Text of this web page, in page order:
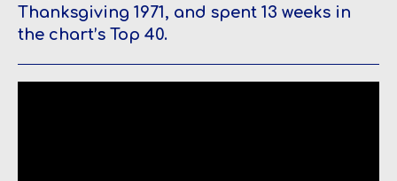
Thanksgiving 1971, and spent 13 weeks in
the chart’s Top 40.